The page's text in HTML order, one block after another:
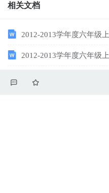
相关文档
2012-2013学年度六年级
2012-2013学年度六年级